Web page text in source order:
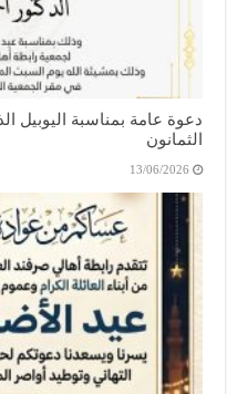
دعوة عامة بمناسبة اليوبيل
الثمانون
13/06/2026